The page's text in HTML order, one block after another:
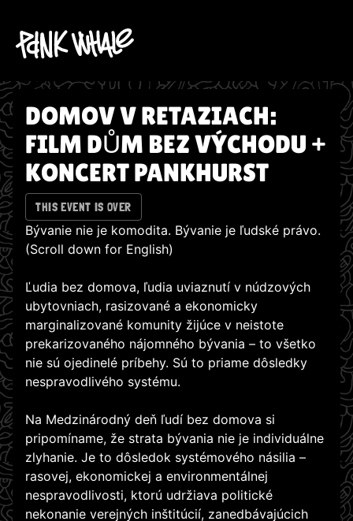
DOMOV V RETAZIACH:
FILM DŮM BEZ VÝCHODU +
KONCERT PANKHURST
THIS EVENT IS OVER
Bývanie nie je komodita. Bývanie je ľudské právo.
(Scroll down for English)
Ľudia bez domova, ľudia uviaznutí v núdzových
ubytovniach, rasizované a ekonomicky
marginalizované komunity žijúce v neistote
prekarizovaného nájomného bývania – to všetko
nie sú ojedinelé príbehy. Sú to priame dôsledky
nespravodlivého systému.
Na Medzinárodný deň ľudí bez domova si
pripomíname, že strata bývania nie je individuálne
zlyhanie. Je to dôsledok systémového násilia –
rasovej, ekonomickej a environmentálnej
nespravodlivosti, ktorú udržiava politické
nekonanie verejných inštitúcií, zanedbávajúcich